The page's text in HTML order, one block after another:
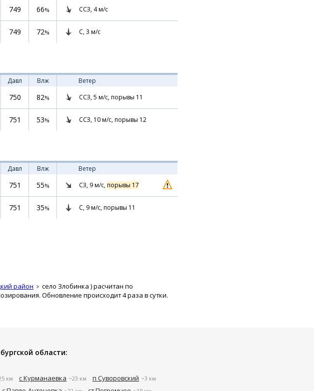
749 66% ССЗ, 4м/с
749 72% С, 3 м/с
Давл Влж
Ветер
750 82% ССЗ, 5 м/с, порывы 11
751 53% ССЗ, 10м/с, порывы 12
Давл Влж
Ветер
751 55% СЗ, 9м/с, порывы 17
751 35% С, 9м/с, порывы 11
район село Злобинка ) расчитан по
Обновление происходит 4 раза в сутки.
области:
км с Курманаевка ~23 км п Суворовский ~3 км